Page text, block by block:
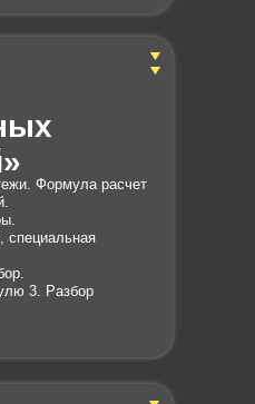
Формула расчет
специальная
3. Разбор